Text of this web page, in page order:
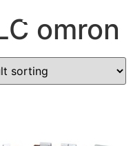
omron